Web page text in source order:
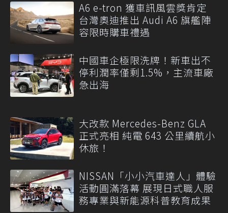
A6 e-tron 獲車訊風雲獎肯定
台灣奧迪推出 Audi A6 旗艦陣
容限時購車禮遇
中國車企極限洗牌！新車出不
停利潤率僅剩1.5%，主流車廠
急出海
大改款 Mercedes-Benz GLA
正式亮相 純電 643 公里續航小
休旅！
NISSAN「小小汽車達人」體驗
活動圓滿落幕 展現日式職人服
務專業與新能源科普教育成果